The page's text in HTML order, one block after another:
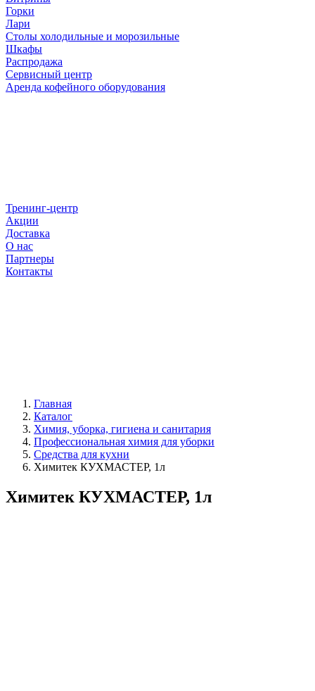
Горки
Лари
Столы холодильные и морозильные
Шкафы
Распродажа
Сервисный центр
Аренда кофейного оборудования
Тренинг-центр
Акции
Доставка
О нас
Партнеры
Контакты
Главная
Каталог
Химия, уборка, гигиена и санитария
Профессиональная химия для уборки
Средства для кухни
Химитек КУХМАСТЕР, 1л
Химитек КУХМАСТЕР, 1л